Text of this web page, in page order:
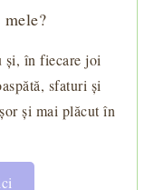
și, în fiecare joi
sfaturi și
și mai plăcut în